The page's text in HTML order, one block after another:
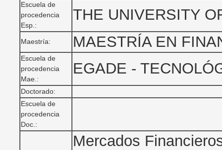
Escuela de
procedencia
Esp.:
THE UNIVERSITY
Maestría: MAESTRÍA EN
Escuela de
procedencia
Mae.:
EGADE -
Doctorado:
Escuela de
procedencia
Doc.:
Mercados